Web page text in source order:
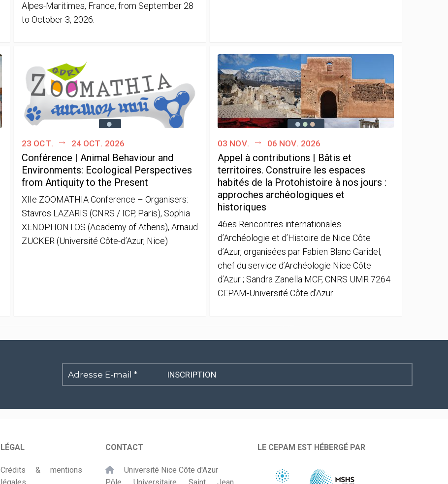
Alpes-Maritimes, France, from September 28
to October 3, 2026.
23 oct. 24 oct. 2026
Conférence | Animal Behaviour and
Environments: Ecological Perspectives
from Antiquity to the Present
XIIe ZOOMATHIA Conference – Organisers:
Stavros LAZARIS (CNRS / ICP, Paris), Sophia
XENOPHONTOS (Academy of Athens), Arnaud
ZUCKER (Université Côte-d’Azur, Nice)
03 nov. 06 nov. 2026
Appel à contributions | Bâtis et
territoires. Construire les espaces
habités de la Protohistoire à nos jours :
approches archéologiques et
historiques
46es Rencontres internationales
d’Archéologie et d’Histoire de Nice Côte
d’Azur, organisées par Fabien Blanc Garidel,
chef du service d’Archéologie Nice Côte
d’Azur ; Sandra Zanella MCF, CNRS UMR 7264
CEPAM-Université Côte d’Azur
Adresse
E-
LÉGAL
Crédits & mentions
CONTACT
Université Nice Côte d'Azur
LE CEPAM EST HÉBERGÉ PAR